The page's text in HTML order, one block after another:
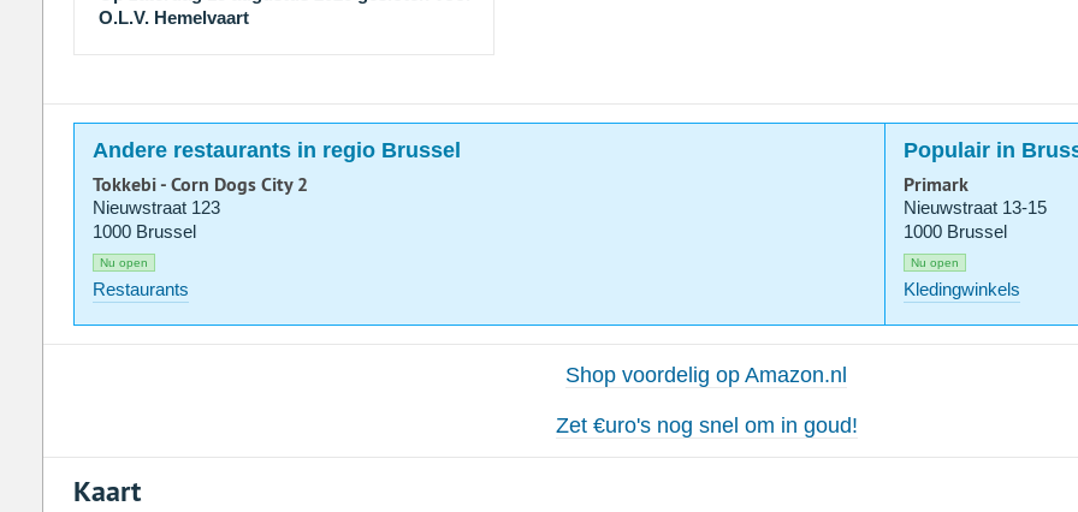
O.L.V. Hemelvaart
Andere restaurants in regio Brussel Populair in
Tokkebi - Corn Dogs City 2
Nieuwstraat 123
1000 Brussel
Nu open
Restaurants
Primark
Nieuwstraat 13-15
1000 Brussel
Nu open
Kledingwinkels
Shop voordelig op Amazon.nl
Zet €uro's nog snel om in goud!
Kaart